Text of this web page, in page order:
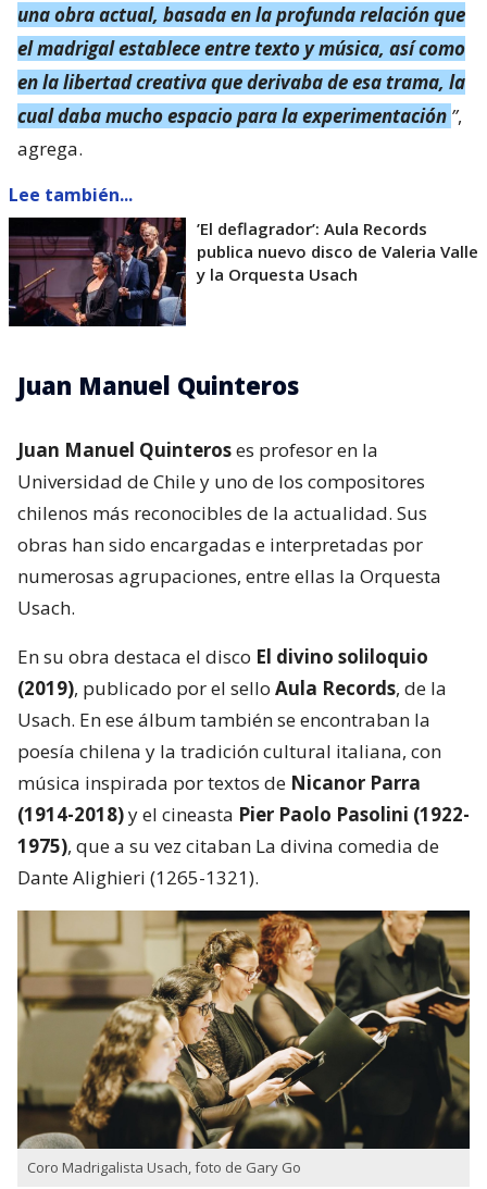
una obra actual, basada en la profunda relación que
el madrigal establece entre texto y música, así como
en la libertad creativa que derivaba de esa trama, la
cual daba mucho espacio para la experimentación ”,
agrega.
Lee también...
’El deflagrador’: Aula Records
publica nuevo disco de Valeria Valle
y la Orquesta Usach
Juan Manuel Quinteros
Juan Manuel Quinteroses profesor en la
Universidad de Chile y uno de los compositores
chilenos más reconocibles de la actualidad. Sus
obras han sido encargadas e interpretadas por
numerosas agrupaciones, entre ellas la Orquesta
Usach.
En su obra destaca el disco El divino soliloquio
(2019), publicado por el sello Aula Records, de la
Usach. En ese álbum también se encontraban la
poesía chilena y la tradición cultural italiana, con
música inspirada por textos de Nicanor Parra
(1914-2018)y el cineasta Pier Paolo Pasolini (1922-
1975), que a su vez citaban La divina comedia de
Dante Alighieri (1265-1321).
Coro Madrigalista Usach, foto de Gary Go